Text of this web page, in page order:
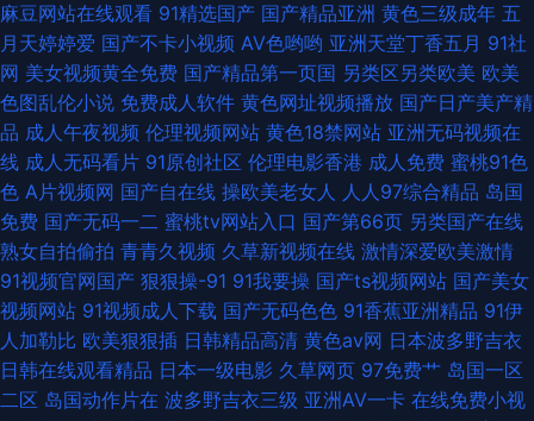
人午夜网站 白丝滋味在线 91精品大神
麻豆网站在线观看 91精选国产 国产精品亚洲 黄色三级成年 五
月天婷婷爱 国产不卡小视频 AV色哟哟 亚洲天堂丁香五月 91社
网 美女视频黄全免费 国产精品第一页国 另类区另类欧美 欧美
色图乱伦小说 免费成人软件 黄色网址视频播放 国产日产美产精
品 成人午夜视频 伦理视频网站 黄色18禁网站 亚洲无码视频在
线 成人无码看片 91原创社区 伦理电影香港 成人免费 蜜桃91色
色 A片视频网 国产自在线 操欧美老女人 人人97综合精品 岛国
免费 国产无码一二 蜜桃tv网站入口 国产第66页 另类国产在线
熟女自拍偷拍 青青久视频 久草新视频在线 激情深爱欧美激情
91视频官网国产 狠狠操-91 91我要操 国产ts视频网站 国产美女
视频网站 91视频成人下载 国产无码色色 91香蕉亚洲精品 91伊
人加勒比 欧美狠狠插 日韩精品高清 黄色av网 日本波多野吉衣
日韩在线观看精品 日本一级电影 久草网页 97免费艹 岛国一区
二区 岛国动作片在 波多野吉衣三级 亚洲AV一卡 在线免费小视